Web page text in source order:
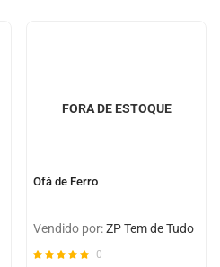
FORA DE ESTOQUE
Ofá de Ferro
Vendido por:ZP Tem de Tudo
0